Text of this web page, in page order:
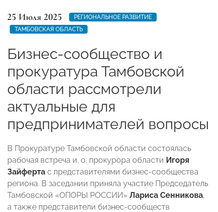
25 Июля 2025
РЕГИОНАЛЬНОЕ РАЗВИТИЕ
ТАМБОВСКАЯ ОБЛАСТЬ
Бизнес-сообщество и
прокуратура Тамбовской
области рассмотрели
актуальные для
предпринимателей вопросы
В Прокуратуре Тамбовской области состоялась
рабочая встреча и. о. прокурора области Игоря
Зайферта с представителями бизнес-сообщества
региона. В заседании приняла участие Председатель
Тамбовской «ОПОРЫ РОССИИ» Лариса Сенникова,
а также представители бизнес-сообществ